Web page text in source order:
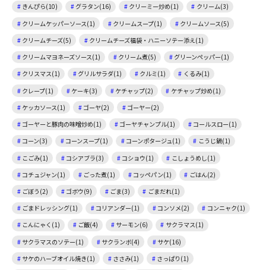
きんぴら(10)
グラタン(16) クリーミー炒め(1)
クリーム(3)
クリームケッパーソース(1)
クリームスープ(1)
クリームソース(5)
クリームチーズ(5)
クリームチーズ福袋・ハニーソテー添え(1)
クリームマヨネーズソース(1)
クリーム煮(5)
グリーンペッパー(1)
クリスマス(1)
グリルサラダ(1) クルミ(1)
くるみ(1)
クレープ(1)
ケーキ(3) ケチャップ(2)
ケチャップ炒め(1)
ケッカソース(1)
ゴーヤ(2)
ゴーヤー(2)
ゴーヤーと豚肉の味噌炒め(1)
ゴーヤチャンプル(1)
コールスロー(1)
コーン(3)
コーンスープ(1) コーンポタージュ(1)
こうじ鍋(1)
こごみ(1)
コシアブラ(3) コショウ(1)
こしょうめし(1)
コチュジャン(1)
ごった煮(1) コッペパン(1)
ごはん(2)
ごぼう(2)
ゴボウ(9) ごま(3)
ごまだれ(1)
ごまドレッシング(1)
コリアンダー(1) コンソメ(2)
コンニャク(1)
こんにゃく(1)
ご飯(4) サーモン(6)
サクラマス(1)
サクラマスのソテー(1)
サクランボ(4)
サケ(16)
サケのハーブオイル焼き(1)
ささみ(1)
さっぱり(1)